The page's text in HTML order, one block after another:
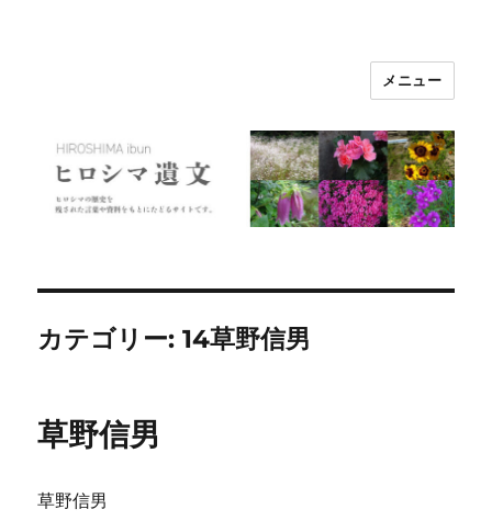
メニュー
カテゴリー:14草野信男
草野信男
草野信男